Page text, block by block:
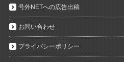
号外NETへの広告出稿
お問い合わせ
プライバシーポリシー